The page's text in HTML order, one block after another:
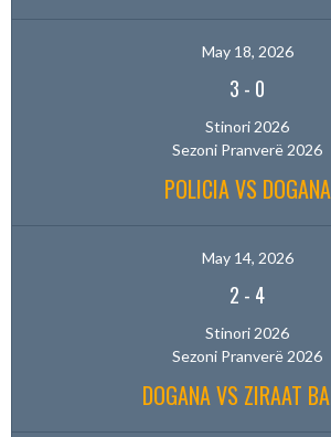
May 18, 2026
3 - 0
Stinori 2026
Sezoni Pranverë 2026
POLICIA VS DOGANA
May 14, 2026
2 - 4
Stinori 2026
Sezoni Pranverë 2026
DOGANA VS ZIRAAT